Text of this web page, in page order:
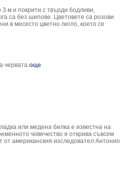
м и покрити с твърди бодливи,
са без шипове. Цветовете са розови
в месесто цветно легло, което се
червата.още
или медена билка е известна на
човечество я открива съвсем
от американския изследовател Антонио